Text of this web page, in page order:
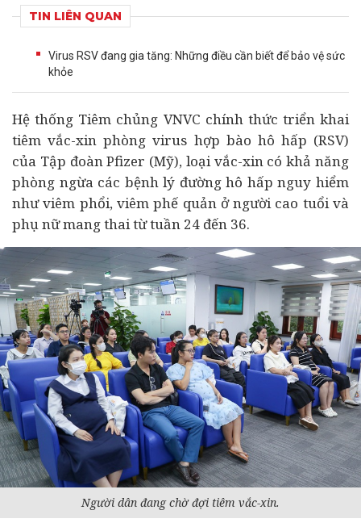
TIN LIÊN QUAN
Virus RSV đang gia tăng: Những điều cần biết để bảo vệ sức
khỏe
Hệ thống Tiêm chủng VNVC chính thức triển khai
tiêm vắc-xin phòng virus hợp bào hô hấp (RSV)
của Tập đoàn Pfizer (Mỹ), loại vắc-xin có khả năng
phòng ngừa các bệnh lý đường hô hấp nguy hiểm
như viêm phổi, viêm phế quản ở người cao tuổi và
phụ nữ mang thai từ tuần 24 đến 36.
Người dân đang chờ đợi tiêm vắc-xin.